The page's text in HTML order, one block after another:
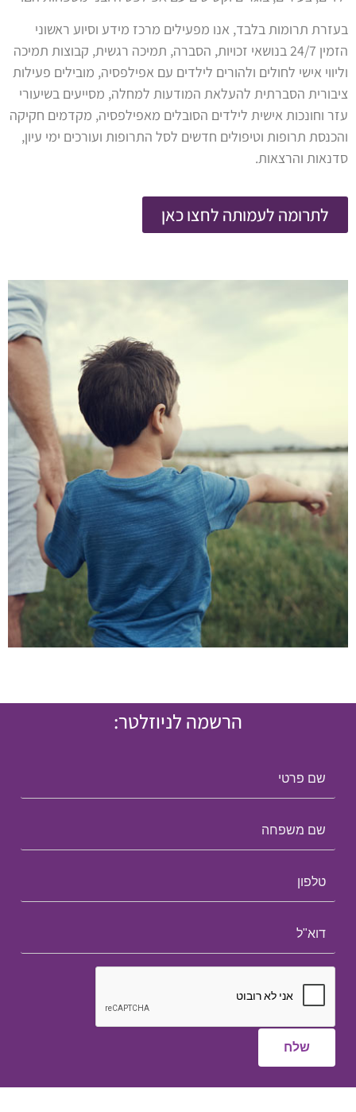
בעזרת תרומות בלבד, אנו מפעילים מרכז מידע וסיוע ראשוני
הזמין 24/7 בנושאי זכויות, הסברה, תמיכה רגשית, קבוצות תמיכה
וליווי אישי לחולים ולהורים לילדים עם אפילפסיה, מובילים פעילות
ציבורית הסברתית להעלאת המודעות למחלה, מסייעים בשיעורי
עזר וחונכות אישית לילדים הסובלים מאפילפסיה, מקדמים חקיקה
והכנסת תרופות וטיפולים חדשים לסל התרופות ועורכים ימי עיון,
סדנאות והרצאות.
לתרומה לעמותה לחצו כאן
הרשמה לניוזלטר: